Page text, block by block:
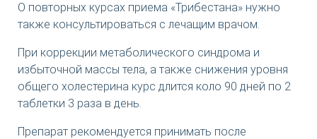
О повторных курсах приема «Трибестана» нужно
также консультироваться с лечащим врачом.
При коррекции метаболического синдрома и
избыточной массы тела, а также снижения уровня
общего холестерина курс длится коло 90 дней по 2
таблетки 3 раза в день.
Препарат рекомендуется принимать после